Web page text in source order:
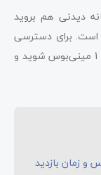
دیدنی هم بروید
است. برای دسترسی
به خانه بومیان کیش می‌توانید سوار خط شماره 1 مینی‌بوس شوید و
و زمان بازدید